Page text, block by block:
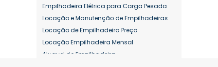
Empilhadeira Elétrica para Carga Pesada
Locação e Manutenção de Empilhadeiras
Locação de Empilhadeira Preço
Locação Empilhadeira Mensal
Aluguel de Empilhadeira